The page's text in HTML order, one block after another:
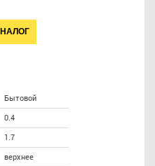
Бытовой
0.4
1.7
верхнее